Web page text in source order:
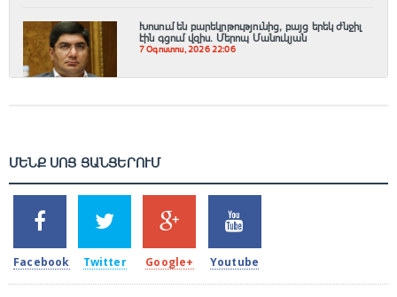
Խոսում են բարեկրթությունից, բայց երեկ ժնջիլ
էին գցում վզիս. Մերոպ Մանուկյան
7 Օգոստոս, 2026 22:06
ՄԵՆՔ ՍՈՑ ՑԱՆՑԵՐՈՒՄ
2k
SHARES
Facebook
1.5k
TWEETS
Twitter
203
SHARES
Google+
620
SHARES
Youtube